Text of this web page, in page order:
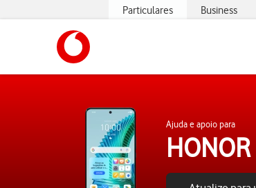
Particulares Business
Ajuda e apoio para